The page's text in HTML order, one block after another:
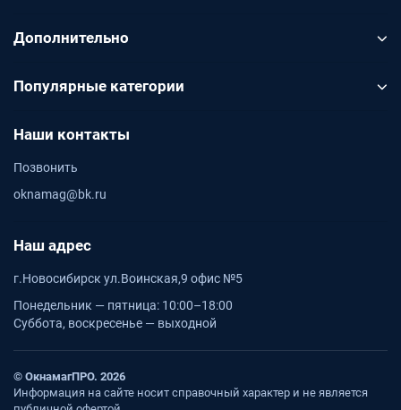
Дополнительно
Популярные категории
Наши контакты
Позвонить
oknamag@bk.ru
Наш адрес
г.Новосибирск ул.Воинская,9 офис №5
Понедельник — пятница: 10:00–18:00
Суббота, воскресенье — выходной
© ОкнамагПРО. 2026
Информация на сайте носит справочный характер и не является